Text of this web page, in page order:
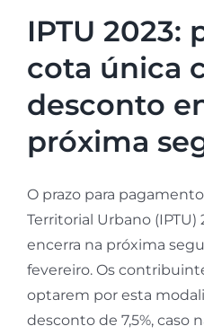
IPTU 2023:
cota única
desconto
próxima
O prazo para
Territorial Urbano
encerra na próxima
fevereiro. Os
optarem por esta
desconto de 7,5%, caso